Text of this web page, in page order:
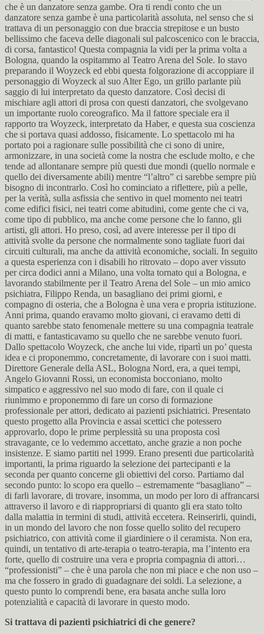
che è un danzatore senza gambe. Ora ti rendi conto che un
danzatore senza gambe è una particolarità assoluta, nel senso che si
trattava di un personaggio con due braccia strepitose e un busto
bellissimo che faceva delle diagonali sul palcoscenico con le braccia,
di corsa, fantastico! Questa compagnia la vidi per la prima volta a
Bologna, quando la ospitammo al Teatro Arena del Sole. Io stavo
preparando il Woyzeck ed ebbi questa folgorazione di accoppiare il
personaggio di Woyzeck al suo Alter Ego, un grillo parlante più
saggio di lui interpretato da questo danzatore. Così decisi di
mischiare agli attori di prosa con questi danzatori, che svolgevano
un importante ruolo coreografico. Ma il fattore speciale era il
rapporto tra Woyzeck, interpretato da Haber, e questa sua coscienza
che si portava quasi addosso, fisicamente. Lo spettacolo mi ha
portato poi a ragionare sulle possibilità che ci sono di unire,
armonizzare, in una società come la nostra che esclude molto, e che
tende ad allontanare sempre più questi due mondi (quello normale e
quello dei diversamente abili) mentre “l’altro” ci sarebbe sempre più
bisogno di incontrarlo. Così ho cominciato a riflettere, più a pelle,
per la verità, sulla asfissia che sentivo in quel momento nei teatri
come edifici fisici, nei teatri come abitudini, come gente che ci va,
come tipo di pubblico, ma anche come persone che lo fanno, gli
artisti, gli attori. Ho preso, così, ad avere interesse per il tipo di
attività svolte da persone che normalmente sono tagliate fuori dai
circuiti culturali, ma anche da attività economiche, sociali. In seguito
a questa esperienza con i disabili ho ritrovato – dopo aver vissuto
per circa dodici anni a Milano, una volta tornato qui a Bologna, e
lavorando stabilmente per il Teatro Arena del Sole – un mio amico
psichiatra, Filippo Renda, un basagliano dei primi giorni, e
compagno di osteria, che a Bologna è una vera e propria istituzione.
Anni prima, quando eravamo molto giovani, ci eravamo detti di
quanto sarebbe stato fenomenale mettere su una compagnia teatrale
di matti, e fantasticavamo su quello che ne sarebbe venuto fuori.
Dallo spettacolo Woyzeck, che anche lui vide, ripartì un po’ questa
idea e ci proponemmo, concretamente, di lavorare con i suoi matti.
Direttore Generale della ASL, Bologna Nord, era, a quei tempi,
Angelo Giovanni Rossi, un economista bocconiano, molto
simpatico e aggressivo nel suo modo di fare, con il quale ci
riunimmo e proponemmo di fare un corso di formazione
professionale per attori, dedicato ai pazienti psichiatrici. Presentato
questo progetto alla Provincia e assai scettici che potessero
approvarlo, dopo le prime perplessità su una proposta così
stravagante, ce lo vedemmo accettato, anche grazie a non poche
insistenze. E siamo partiti nel 1999. Erano presenti due particolarità
importanti, la prima riguardo la selezione dei partecipanti e la
seconda per quanto concerne gli obiettivi del corso. Partiamo dal
secondo punto: lo scopo era quello – estremamente “basagliano” –
di farli lavorare, di trovare, insomma, un modo per loro di affrancarsi
attraverso il lavoro e di riappropriarsi di quanto gli era stato tolto
dalla malattia in termini di studi, attività eccetera. Reinserirli, quindi,
in un mondo del lavoro che non fosse quello solito del recupero
psichiatrico, con attività come il giardiniere o il ceramista. Non era,
quindi, un tentativo di arte-terapia o teatro-terapia, ma l’intento era
forte, quello di costruire una vera e propria compagnia di attori…
“professionisti” – che è una parola che non mi piace e che non uso –
ma che fossero in grado di guadagnare dei soldi. La selezione, a
questo punto lo comprendi bene, era basata anche sulla loro
potenzialità e capacità di lavorare in questo modo.
Si trattava di pazienti psichiatrici di che genere?